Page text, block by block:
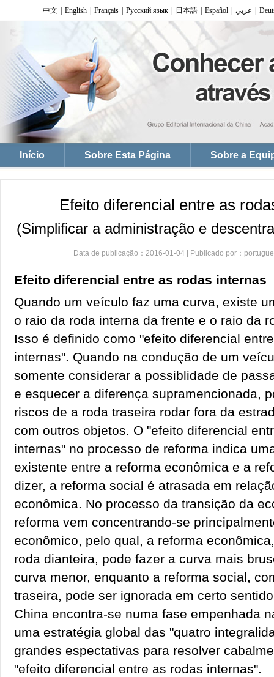
Efeito diferencial entre as
(Simplificar a administração e
Data de publicação：2016-01-04 | Publicado por：
Efeito diferencial entre as rodas internas
Quando um veículo faz uma curva, existe
o raio da roda interna da frente e o raio da
Isso é definido como "efeito diferencial
internas". Quando na condução de um
somente considerar a possiblidade de
e esquecer a diferença supramencionada,
riscos de a roda traseira rodar fora da
com outros objetos. O "efeito diferencial
internas" no processo de reforma indica
existente entre a reforma econômica e a
dizer, a reforma social é atrasada em
econômica. No processo da transição da
reforma vem concentrando-se
econômico, pelo qual, a reforma
roda dianteira, pode fazer a curva mais
curva menor, enquanto a reforma social,
traseira, pode ser ignorada em certo
China encontra-se numa fase empenhada
uma estratégia global das "quatro
grandes espectativas para resolver
"efeito diferencial entre as rodas internas".